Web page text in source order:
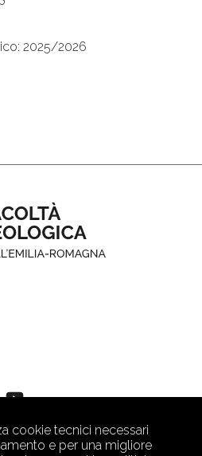
cookie tecnici necessari
e per una migliore
2025/2026